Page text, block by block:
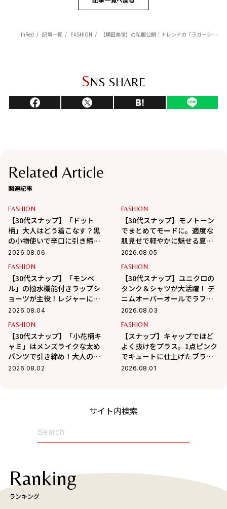
InRed 記事一覧 FASHION 【横田美憧】の私服公開！トレンドの「ラガーシャツ」はお腹チラ見せでヘルシーに着こなす
SNS SHARE
Related Article
関連記事
FASHION
【30代スナップ】「ドット
柄」大人はどう着こなす？黒
の小物使いで辛口に引き締め
るバランス学
2026.08.06
FASHION
【30代スナップ】モノトーン
でまとめてモードに。適度な
肌見せで軽やかに魅せる夏ス
タイル
2026.08.05
FASHION
【30代スナップ】「モンベ
ル」の撥水機能付きラップシ
ョーツが主役！レジャーにも
最適なアクティブコーデ
2026.08.04
FASHION
【30代スナップ】ユニクロの
タンク＆シャツが大活躍！ デ
ニムオーバーオールでラフに
まとめた真夏コーデ
2026.08.03
FASHION
【30代スナップ】「小花柄キ
ャミ」はメンズライクな太め
パンツで引き締め！大人の甘
辛MIX最適解
2026.08.02
FASHION
【スナップ】キャップでほど
よく抜けをプラス。1点ピンク
でキュートに仕上げたブラッ
クコーデ
2026.08.01
サイト内検索
Ranking
ランキング